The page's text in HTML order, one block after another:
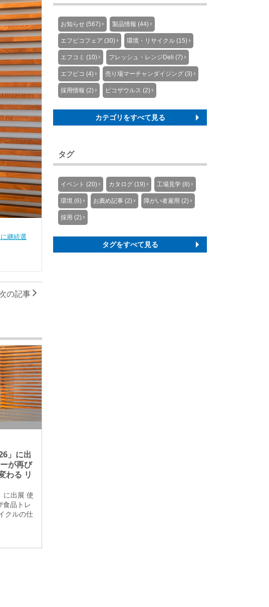
継続選
の記事
」に出
が再び
わる リ
に出展 使
食品トレ
クルの仕
お知らせ (567) 製品情報 (44)
エフピコフェア (30) 環境・リサイクル (15)
エフコミ (10) フレッシュ・レンジDeli (7)
エフピコ (4) 売り場マーチャンダイジング (3)
採用情報 (2) ピコザウルス (2)
カテゴリをすべて見る
タグ
イベント (20) カタログ (19) 工場見学 (8)
環境 (6) お薦め記事 (2) 障がい者雇用 (2)
採用 (2)
タグをすべて見る